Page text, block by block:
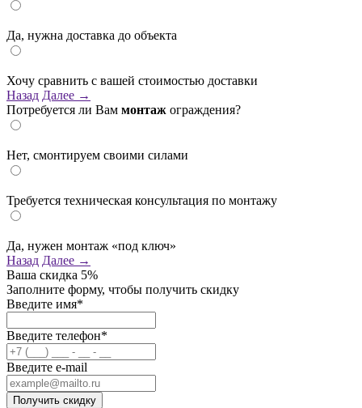
Да, нужна доставка до объекта
Хочу сравнить с вашей стоимостью доставки
Назад Далее →
Потребуется ли Вам монтаж ограждения?
Нет, смонтируем своими силами
Требуется техническая консультация по монтажу
Да, нужен монтаж «под ключ»
Назад Далее →
Ваша скидка 5%
Заполните форму, чтобы получить скидку
Введите имя*
Введите телефон*
Введите e-mail